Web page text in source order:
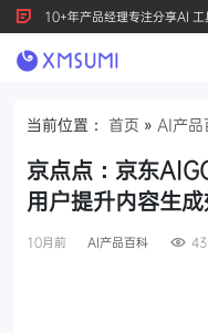
10+年产品经理专注分享AI
产品创新，按 Ctrl+D 收藏我
当前位置： 首页 » AI产品
京点点：京东
用户提升内容生
10月前 AI产品百科